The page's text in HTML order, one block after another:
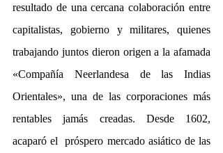
resultado de una cercana colaboración entre
capitalistas, gobierno y militares, quienes
trabajando juntos dieron origen a la afamada
«Compañía Neerlandesa de las Indias
Orientales», una de las corporaciones más
rentables jamás creadas. Desde 1602,
acaparó el  próspero mercado asiático de las